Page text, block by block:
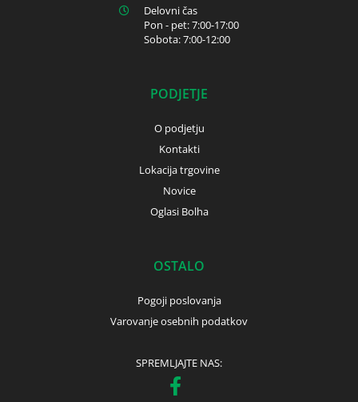
Delovni čas
Pon - pet: 7:00-17:00
Sobota: 7:00-12:00
PODJETJE
O podjetju
Kontakti
Lokacija trgovine
Novice
Oglasi Bolha
OSTALO
Pogoji poslovanja
Varovanje osebnih podatkov
SPREMLJAJTE NAS: